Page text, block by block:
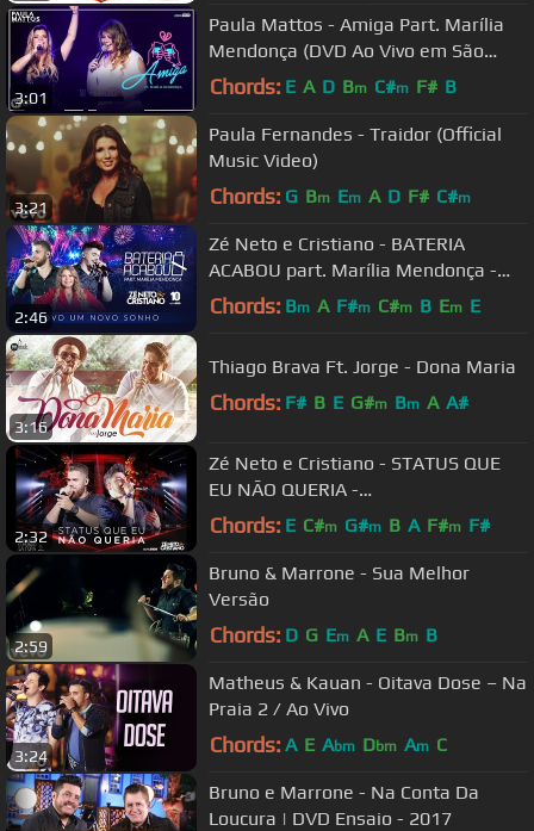
3:01
Paula Mattos - Amiga Part. Marília
Mendonça (DVD Ao Vivo em São
Paulo)
Chords: E A D Bm C#m F# B
3:21
Paula Fernandes - Traidor (Official
Music Video)
Chords: G Bm Em A D F# C#m
2:46
Zé Neto e Cristiano - BATERIA
ACABOU part. Marília Mendonça -
DVD Um Novo Sonho
Chords: Bm A F#m C#m B Em E
3:16
Thiago Brava Ft. Jorge - Dona Maria
Chords: F# B E G#m Bm A A#
2:32
Zé Neto e Cristiano - STATUS QUE
EU NÃO QUERIA -
#EsqueceOMundoLaFora
Chords: E C#m G#m B A F#m F#
2:59
Bruno & Marrone - Sua Melhor
Versão
Chords: D G Em A E Bm B
3:24
Matheus & Kauan - Oitava Dose – Na
Praia 2 / Ao Vivo
Chords: A E Abm Dbm Am C
Bruno e Marrone - Na Conta Da
Loucura | DVD Ensaio - 2017